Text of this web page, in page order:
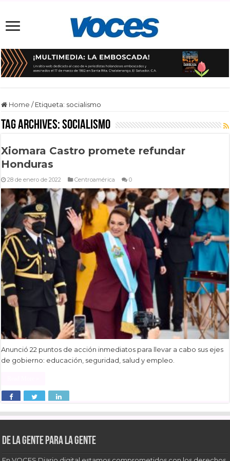
Home / Etiqueta: socialismo
Tag Archives:socialismo
Xiomara Castro promete refundar
Honduras
28 de enero de 2022 Centroamérica 0
Anunció 22 puntos de acción inmediatos para llevar a cabo sus ejes
de gobierno: educación, seguridad, salud y empleo.
De la gente para la gente